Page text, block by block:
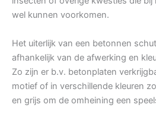
wel kunnen voorkomen.
Het uiterlijk van een betonnen
afhankelijk van de afwerking en
Zo zijn er b.v. betonplaten
motief of in verschillende kleuren
en grijs om de omheining een